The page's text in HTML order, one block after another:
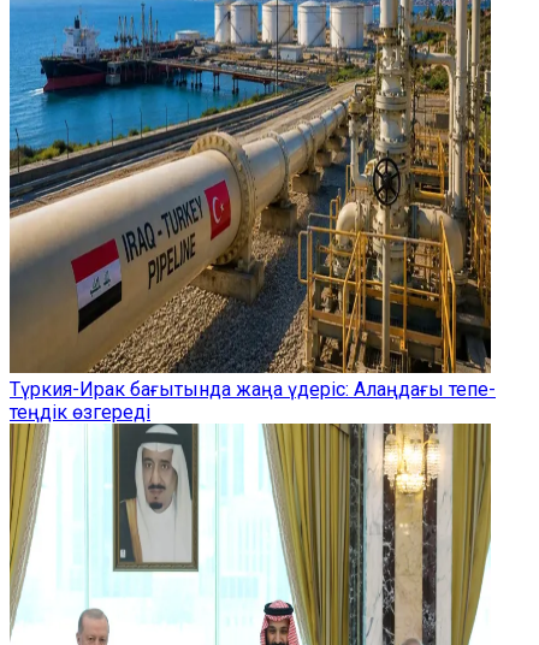
Түркия-Ирак бағытында жаңа үдеріс: Алаңдағы тепе-
теңдік өзгереді